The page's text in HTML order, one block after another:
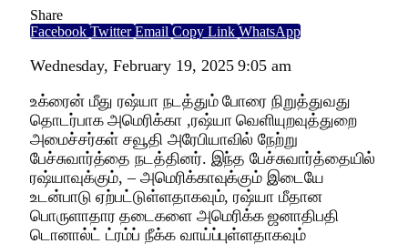
Share
Facebook Twitter Email Copy Link WhatsApp
Wednesday, February 19, 2025 9:05 am
உக்ரைன் மீது ரஷ்யா நடத்தும் போரை நிறுத்துவது
தொடர்பாக அமெரிக்கா ,ரஷ்யா வெளியுறவுத்துறை
அமைச்சர்கள் சவூதி அரேபியாவில் நேற்று
பேச்சுவார்த்தை நடத்தினர். இந்த பேச்சுவார்த்தையில்
ரஷ்யாவுக்கும், – அமெரிக்காவுக்கும் இடையே
உடன்பாடு ஏற்பட்டுள்ளதாகவும், ரஷ்யா மீதான
பொருளாதார தடைகளை அமெரிக்க ஜனாதிபதி
டொனால்ட் ட்ரம்ப் நீக்க வாய்ப்புள்ளதாகவும்